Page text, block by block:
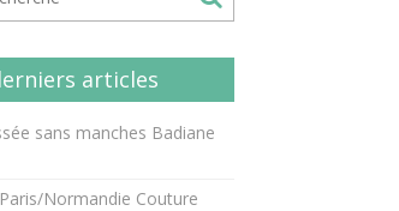
articles
sans manches Badiane
Normandie Couture